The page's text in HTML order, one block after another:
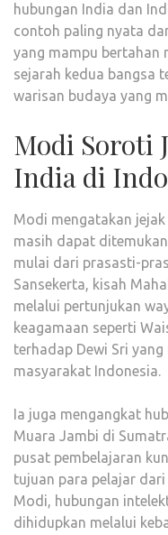
hubungan India dan
contoh paling nyata
yang mampu bertahan
sejarah kedua bangsa
warisan budaya yang
Modi Soroti
India di
Modi mengatakan
masih dapat
mulai dari prasasti-
Sansekerta, kisah
melalui pertunjukan
keagamaan seperti
terhadap Dewi Sri
masyarakat Indonesia.
Ia juga mengangkat
Muara Jambi di
pusat pembelajaran
tujuan para pelajar
Modi, hubungan
dihidupkan melalui